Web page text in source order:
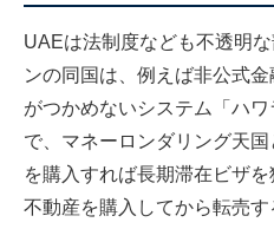
UAEは法制度なども不透明
ンの同国は、例えば非公式
がつかめないシステム「ハ
で、マネーロンダリング天
を購入すれば長期滞在ビザ
不動産を購入してから転売